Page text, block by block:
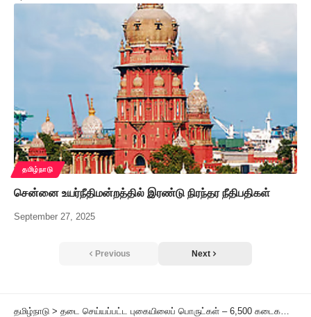
தமிழ்நாடு
சென்னை உயர்நீதிமன்றத்தில் இரண்டு நிரந்தர நீதிபதிகள்
September 27, 2025
Previous Next
தமிழ்நாடு > தடை செய்யப்பட்ட புகையிலைப் பொருட்கள் – 6,500 கடைகளுக்கு ‘சீல்’ அமைச்சர் மா.சுப்பிரமணியன் தகவல்